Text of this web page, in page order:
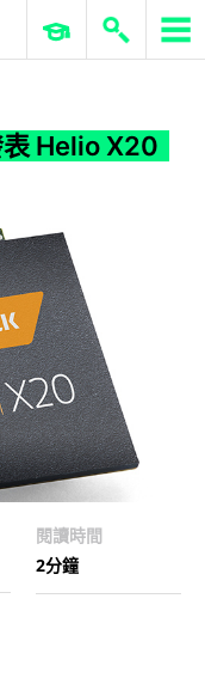
ERP 與商業 AI
Helio X20
閱讀時間
2分鐘